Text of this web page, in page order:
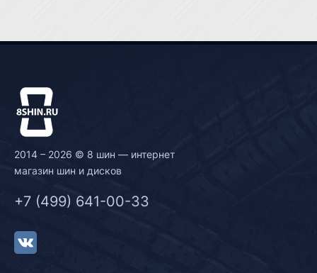
2014 – 2026 © 8 шин — интернет
магазин шин и дисков
+7 (499) 641-00-33